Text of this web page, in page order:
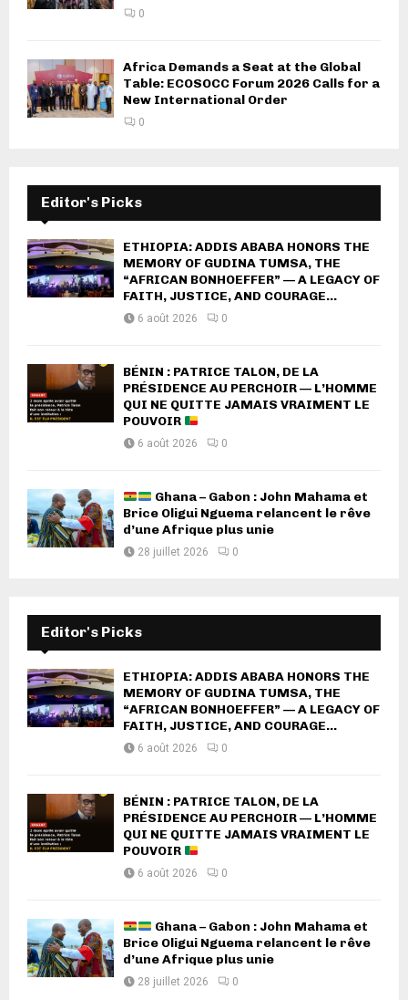
0
Africa Demands a Seat at the Global
Table: ECOSOCC Forum 2026 Calls for a
New International Order
0
Editor's Picks
ETHIOPIA: ADDIS ABABA HONORS THE
MEMORY OF GUDINA TUMSA, THE
“AFRICAN BONHOEFFER” — A LEGACY OF
FAITH, JUSTICE, AND COURAGE...
6 août 2026 0
BÉNIN : PATRICE TALON, DE LA
PRÉSIDENCE AU PERCHOIR — L’HOMME
QUI NE QUITTE JAMAIS VRAIMENT LE
POUVOIR
6 août 2026 0
Ghana – Gabon : John Mahama et
Brice Oligui Nguema relancent le rêve
d’une Afrique plus unie
28 juillet 2026 0
Editor's Picks
ETHIOPIA: ADDIS ABABA HONORS THE
MEMORY OF GUDINA TUMSA, THE
“AFRICAN BONHOEFFER” — A LEGACY OF
FAITH, JUSTICE, AND COURAGE...
6 août 2026 0
BÉNIN : PATRICE TALON, DE LA
PRÉSIDENCE AU PERCHOIR — L’HOMME
QUI NE QUITTE JAMAIS VRAIMENT LE
POUVOIR
6 août 2026 0
Ghana – Gabon : John Mahama et
Brice Oligui Nguema relancent le rêve
d’une Afrique plus unie
28 juillet 2026 0